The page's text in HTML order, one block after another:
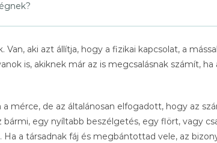
aki azt állítja, hogy a fizikai kapcsolat, a mással
is, akiknek már az is megcsalásnak számít, ha
mérce, de az általánosan elfogadott, hogy az
egy nyíltabb beszélgetés, egy flört, vagy
a társadnak fáj és megbántottad vele, az